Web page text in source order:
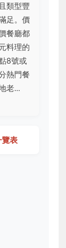
類型豐
足。價
餐廳都
料理的
8號或
熱門餐
老...
覽表